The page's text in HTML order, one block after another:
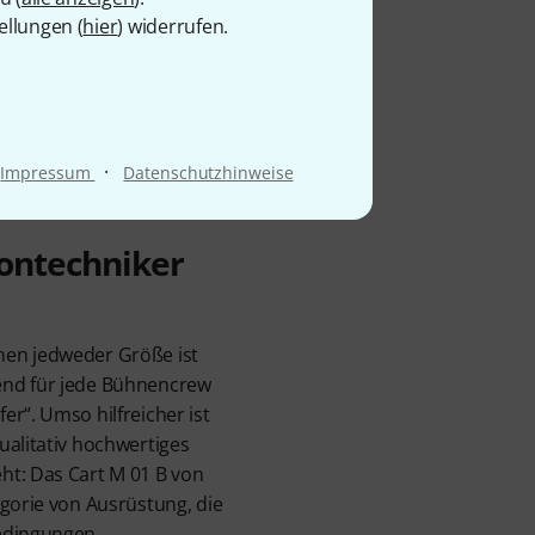
(hier) widerrufen.
Impressum · Datenschutzhinweise
jedweder Größe ist
für jede Bühnencrew
Umso hilfreicher ist
hochwertiges
Das Cart M 01 B von
von Ausrüstung, die